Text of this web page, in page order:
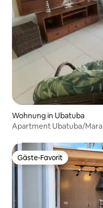
Wohnung in Ubatuba
Apartment Ubatuba/
Gäste-Favorit
Gäste-Favorit